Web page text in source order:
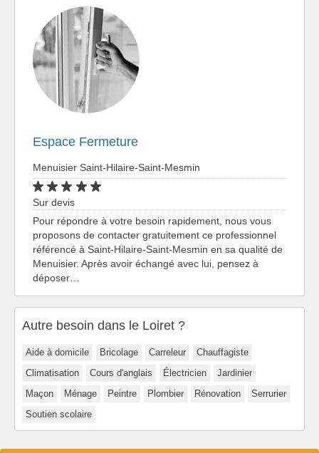
Espace Fermeture
Menuisier Saint-Hilaire-Saint-Mesmin
Sur devis
Pour répondre à votre besoin rapidement, nous vous
proposons de contacter gratuitement ce professionnel
référencé à Saint-Hilaire-Saint-Mesmin en sa qualité de
Menuisier. Après avoir échangé avec lui, pensez à
déposer…
Autre besoin dans le Loiret ?
Aide à domicile Bricolage Carreleur
Chauffagiste
Climatisation
Cours d'anglais Électricien
Jardinier
Maçon
Ménage Peintre Plombier Rénovation
Serrurier
Soutien scolaire